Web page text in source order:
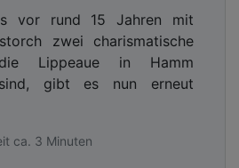
vor rund 15 Jahren mit
zwei charismatische
Lippeaue in Hamm
gibt es nun erneut
ca. 3 Minuten